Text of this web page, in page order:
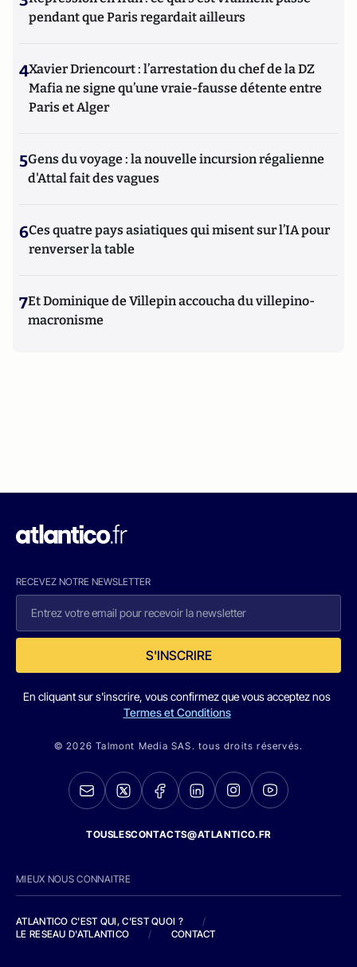
pendant que Paris regardait ailleurs
4Xavier Driencourt : l’arrestation du chef de la DZ
Mafia ne signe qu’une vraie-fausse détente entre
Paris et Alger
5Gens du voyage : la nouvelle incursion régalienne
d'Attal fait des vagues
6Ces quatre pays asiatiques qui misent sur l’IA pour
renverser la table
7Et Dominique de Villepin accoucha du villepino-
macronisme
RECEVEZ NOTRE NEWSLETTER
S'INSCRIRE
En cliquant sur s'inscrire, vous confirmez que vous acceptez nos
Termes et Conditions
© 2026 Talmont Media SAS. tous droits réservés.
TOUSLESCONTACTS@ATLANTICO.FR
MIEUX NOUS CONNAITRE
ATLANTICO C'EST QUI, C'EST QUOI ?
/
LE RESEAU D'ATLANTICO
/ CONTACT